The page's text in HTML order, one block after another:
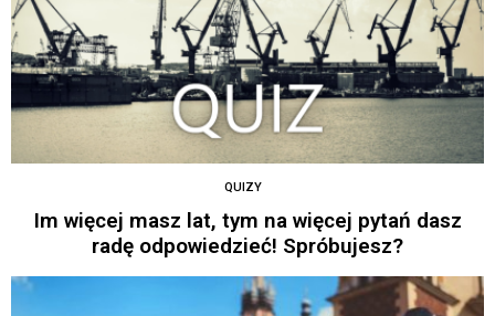
QUIZY
Im więcej masz lat, tym na więcej pytań dasz
radę odpowiedzieć! Spróbujesz?